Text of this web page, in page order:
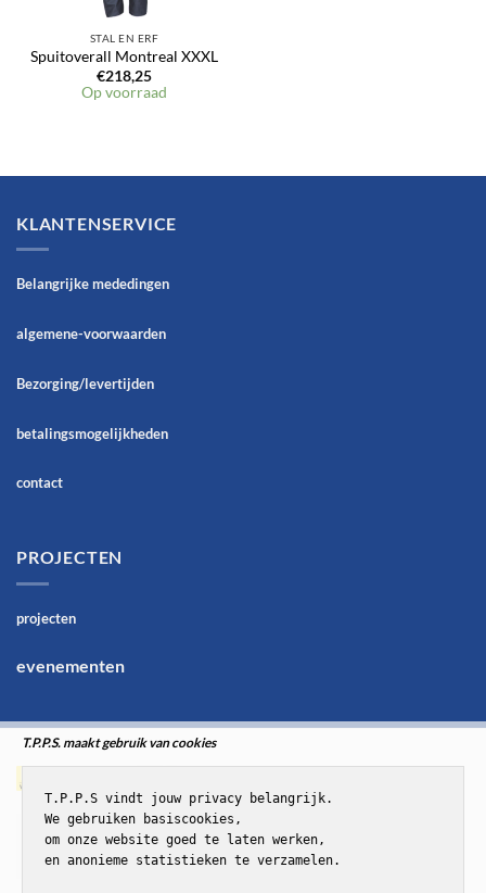
STAL EN ERF
Spuitoverall Montreal XXXL
€218,25
Op voorraad
KLANTENSERVICE
Belangrijke mededingen
algemene-voorwaarden
Bezorging/levertijden
betalingsmogelijkheden
contact
PROJECTEN
projecten
evenementen
T.P.P.S. maakt gebruik van cookies
T.P.P.S vindt jouw privacy belangrijk.
We gebruiken basiscookies,
om onze website goed te laten werken,
en anonieme statistieken te verzamelen.